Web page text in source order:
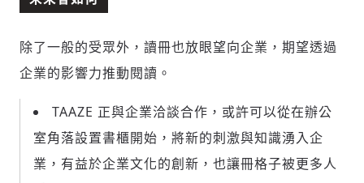
登入或註冊
輸入 Email 驗證碼
將此文章當作禮物
除了一般的受眾外，讀冊也放眼望向企業，期望透過
企業的影響力推動閱讀。
TAAZE 正與企業洽談合作，或許可以從在辦公
室角落設置書櫃開始， 將新的刺激與知識湧入企
業 ，有益於企業文化的創新，也讓冊格子被更多人
運用段落闡述想法：表達觀點清楚結構，讓
討論聚焦議題本身：尊重不同角度的內容、
觀點，以及言論
同，而使用情緒性攻擊字眼
禁止歧視性的言論：不對他人種族、宗教、
反對任何型式騷擾：杜絕包含但不限於恐